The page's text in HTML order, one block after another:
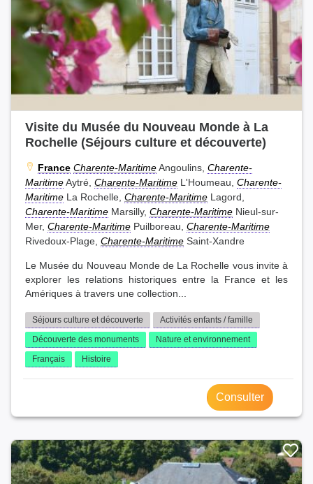
Visite du Musée du Nouveau Monde à La
Rochelle (Séjours culture et découverte)
France Charente-MaritimeAngoulins, Charente-
MaritimeAytré, Charente-Maritime L'Houmeau, Charente-
Maritime La Rochelle, Charente-Maritime Lagord,
Charente-Maritime Marsilly, Charente-Maritime Nieul-sur-
Mer, Charente-Maritime Puilboreau, Charente-Maritime
Rivedoux-Plage, Charente-Maritime Saint-Xandre
Le Musée du Nouveau Monde de La Rochelle vous invite à
explorer les relations historiques entre la France et les
Amériques à travers une collection...
Séjours culture et découverte
Activités enfants / famille
Découverte des monuments
Nature et environnement
Français
Histoire
Consulter